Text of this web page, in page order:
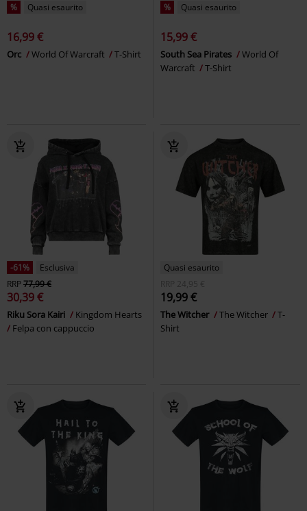
% Quasi esaurito
16,99 €
Orc World Of Warcraft T-Shirt
% Quasi esaurito
15,99 €
South Sea Pirates
World Of
Warcraft
T-Shirt
-61%
Esclusiva
RRP77,99 €
30,39 €
Riku Sora Kairi
Kingdom Hearts
Felpa con cappuccio
Quasi esaurito
RRP
24,95 €
19,99 €
The Witcher The Witcher
T-
Shirt